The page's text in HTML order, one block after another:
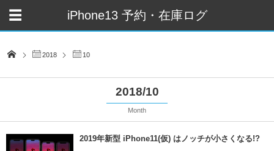
iPhone13 予約・在庫ログ
2018 10
2018/10
Month
2019年新型 iPhone11(仮) はノッチが小さくなる!?